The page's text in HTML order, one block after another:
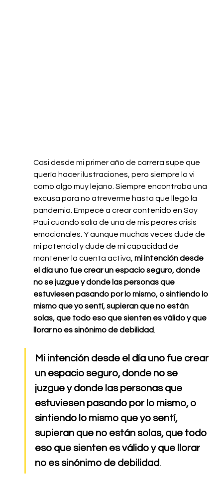
Casi desde mi primer año de carrera supe que
quería hacer ilustraciones, pero siempre lo vi
como algo muy lejano. Siempre encontraba una
excusa para no atreverme hasta que llegó la
pandemia. Empecé a crear contenido en Soy
Paui cuando salía de una de mis peores crisis
emocionales. Y aunque muchas veces dudé de
mi potencial y dudé de mi capacidad de
mantener la cuenta activa​​, mi intención desde
el día uno fue crear un espacio seguro, donde
no se juzgue y donde las personas que
estuviesen pasando por lo mismo, o sintiendo lo
mismo que yo sentí, supieran que no están
solas, que todo eso que sienten es válido y que
llorar no es sinónimo de debilidad
Mi intención desde el día uno fue crear
un espacio seguro, donde no se
juzgue y donde las personas que
estuviesen pasando por lo mismo, o
sintiendo lo mismo que yo sentí,
supieran que no están solas, que todo
eso que sienten es válido y que llorar
no es sinónimo de debilidad.